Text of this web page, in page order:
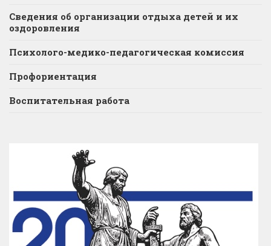
Сведения об организации отдыха детей и их
оздоровления
Психолого-медико-педагогическая комиссия
Профориентация
Воспитательная работа